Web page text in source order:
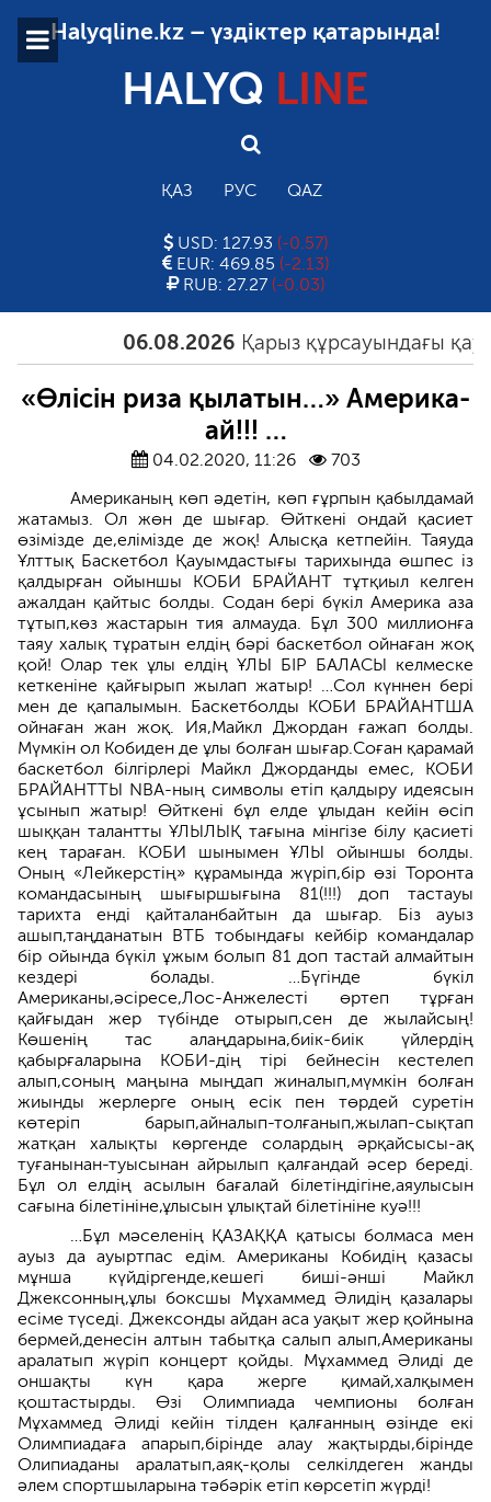
Halyqline.kz – үздіктер қатарында!
HALYQ LINE
ҚАЗ РУС QAZ
USD: 127.93 (-0.57)
EUR: 469.85 (-2.13)
RUB: 27.27 (-0.03)
06.08.2026 Қарыз құрсауындағы қауым
«Өлісін риза қылатын…» Америка-
ай!!! …
04.02.2020, 11:26
703
Американың көп әдетін, көп ғұрпын қабылдамай
жатамыз. Ол жөн де шығар. Өйткені ондай қасиет
өзімізде де,елімізде де жоқ! Алысқа кетпейін. Таяуда
Ұлттық Баскетбол Қауымдастығы тарихында өшпес із
қалдырған ойыншы КОБИ БРАЙАНТ тұтқиыл келген
ажалдан қайтыс болды. Содан бері бүкіл Америка аза
тұтып,көз жастарын тия алмауда. Бұл 300 миллионға
таяу халық тұратын елдің бәрі баскетбол ойнаған жоқ
қой! Олар тек ұлы елдің ҰЛЫ БІР БАЛАСЫ келмеске
кеткеніне қайғырып жылап жатыр! …Сол күннен бері
мен де қапалымын. Баскетболды КОБИ БРАЙАНТША
ойнаған жан жоқ. Ия,Майкл Джордан ғажап болды.
Мүмкін ол Кобиден де ұлы болған шығар.Соған қарамай
баскетбол білгірлері Майкл Джорданды емес, КОБИ
БРАЙАНТТЫ NBA-ның символы етіп қалдыру идеясын
ұсынып жатыр! Өйткені бұл елде ұлыдан кейін өсіп
шыққан талантты ҰЛЫЛЫҚ тағына мінгізе білу қасиеті
кең тараған. КОБИ шынымен ҰЛЫ ойыншы болды.
Оның «Лейкерстің» құрамында жүріп,бір өзі Торонта
командасының шығыршығына 81(!!!) доп тастауы
тарихта енді қайталанбайтын да шығар. Біз ауыз
ашып,таңданатын ВТБ тобындағы кейбір командалар
бір ойында бүкіл ұжым болып 81 доп тастай алмайтын
кездері болады. …Бүгінде бүкіл
Американы,әсіресе,Лос-Анжелесті өртеп тұрған
қайғыдан жер түбінде отырып,сен де жылайсың!
Көшенің тас алаңдарына,биік-биік үйлердің
қабырғаларына КОБИ-дің тірі бейнесін кестелеп
алып,соның маңына мыңдап жиналып,мүмкін болған
жиынды жерлерге оның есік пен төрдей суретін
көтеріп барып,айналып-толғанып,жылап-сықтап
жатқан халықты көргенде солардың әрқайсысы-ақ
туғанынан-туысынан айрылып қалғандай әсер береді.
Бұл ол елдің асылын бағалай білетіндігіне,аяулысын
сағына білетініне,ұлысын ұлықтай білетініне куә!!!
…Бұл мәселенің ҚАЗАҚҚА қатысы болмаса мен
ауыз да ауыртпас едім. Американы Кобидің қазасы
мұнша күйдіргенде,кешегі биші-әнші Майкл
Джексонның,ұлы боксшы Мұхаммед Әлидің қазалары
есіме түседі. Джексонды айдан аса уақыт жер қойнына
бермей,денесін алтын табытқа салып алып,Американы
аралатып жүріп концерт қойды. Мұхаммед Әлиді де
оншақты күн қара жерге қимай,халқымен
қоштастырды. Өзі Олимпиада чемпионы болған
Мұхаммед Әлиді кейін тілден қалғанның өзінде екі
Олимпиадаға апарып,бірінде алау жақтырды,бірінде
Олипиаданы аралатып,аяқ-қолы селкілдеген жанды
әлем спортшыларына тәбәрік етіп көрсетіп жүрді!